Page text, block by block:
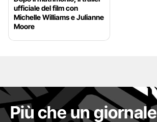
ufficiale del film con
Michelle Williams e Julianne
Moore
Più che un giornale